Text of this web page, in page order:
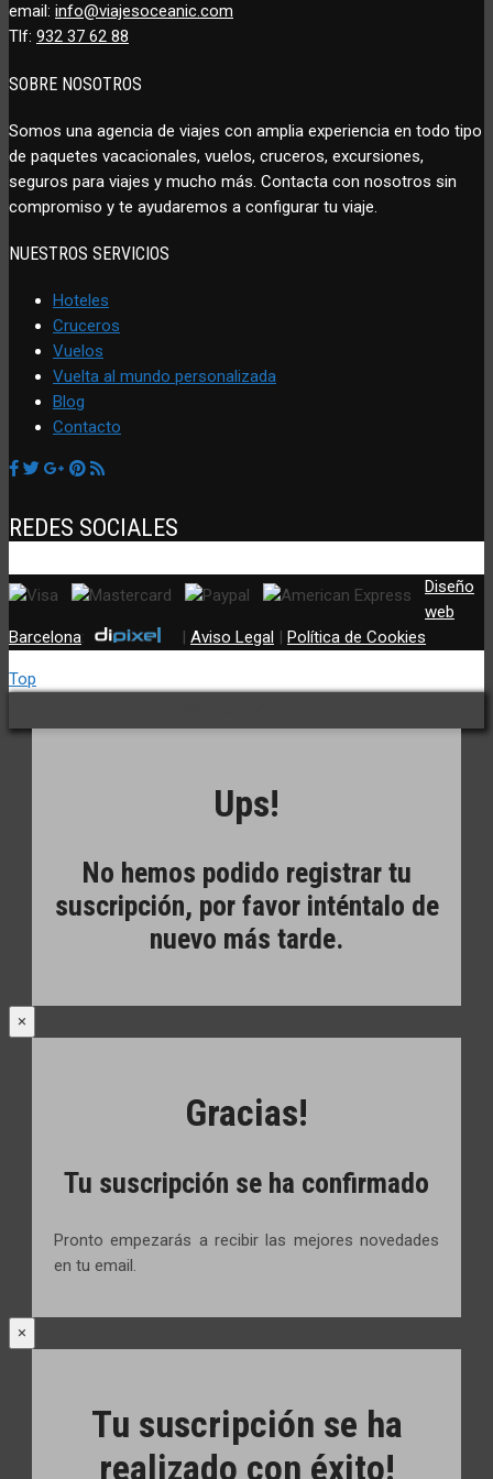
email: info@viajesoceanic.com
Tlf: 932 37 62 88
SOBRE NOSOTROS
Somos una agencia de viajes con amplia experiencia en todo tipo
de paquetes vacacionales, vuelos, cruceros, excursiones,
seguros para viajes y mucho más. Contacta con nosotros sin
compromiso y te ayudaremos a configurar tu viaje.
NUESTROS SERVICIOS
Hoteles
Cruceros
Vuelos
Vuelta al mundo personalizada
Blog
Contacto
REDES SOCIALES
Diseño
web
Barcelona: | Aviso Legal | Política de Cookies
Top
Ups!
No hemos podido registrar tu
suscripción, por favor inténtalo de
nuevo más tarde.
×
Gracias!
Tu suscripción se ha confirmado
Pronto empezarás a recibir las mejores novedades
en tu email.
×
Tu suscripción se ha
realizado con éxito!